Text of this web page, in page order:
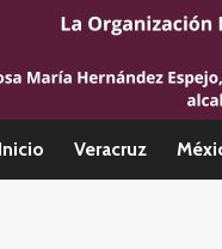
Inicio Veracruz